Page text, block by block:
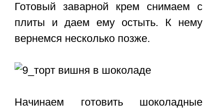
Готовый заварной крем снимаем с
плиты и даем ему остыть. К нему
вернемся несколько позже.
Начинаем готовить шоколадные